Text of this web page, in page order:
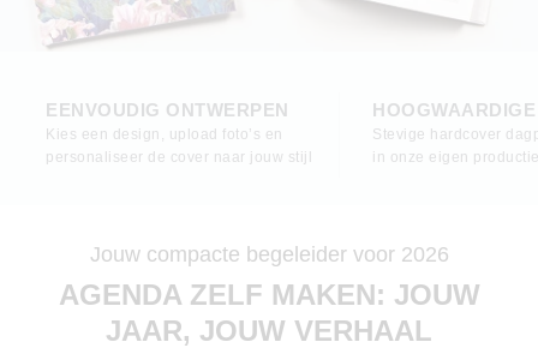
EENVOUDIG ONTWERPEN
Kies een design, upload foto’s en
personaliseer de cover naar jouw stijl
Stevige hardcover
in onze eigen
Jouw compacte begeleider voor 2026
AGENDA ZELF MAKEN: JOUW
JAAR, JOUW VERHAAL